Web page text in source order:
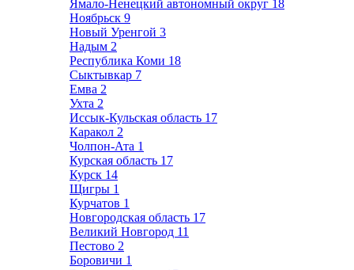
Ямало-Ненецкий автономный округ 18
Ноябрьск 9
Новый Уренгой 3
Надым 2
Республика Коми 18
Сыктывкар 7
Емва 2
Ухта 2
Иссык-Кульская область 17
Каракол 2
Чолпон-Ата 1
Курская область 17
Курск 14
Щигры 1
Курчатов 1
Новгородская область 17
Великий Новгород 11
Пестово 2
Боровичи 1